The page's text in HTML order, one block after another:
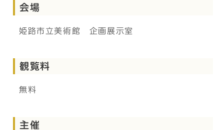
会場
姫路市立美術館 企画展示室
観覧料
無料
主催